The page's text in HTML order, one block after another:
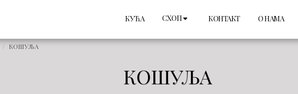
КУЋА СХОП КОНТАКТ О НАМА
КОШУЉА
КОШУЉА